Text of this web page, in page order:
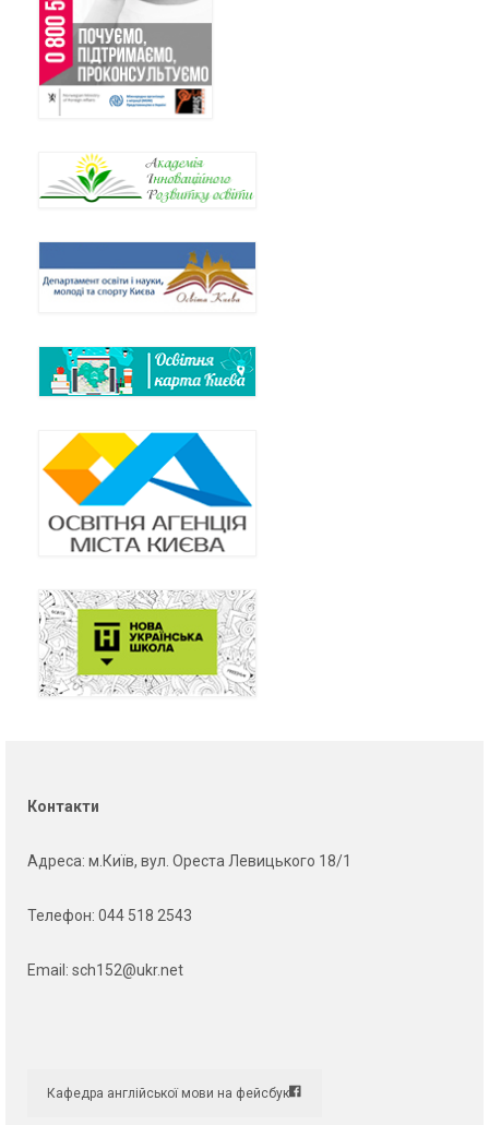
Контакти
Адреса: м.Київ, вул. Ореста Левицького 18/1
Телефон: 044 518 2543
Email: sch152@ukr.net
Кафедра англійської мови на фейсбук